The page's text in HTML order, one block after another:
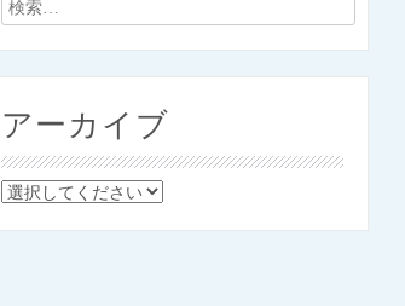
索:
アーカイブ